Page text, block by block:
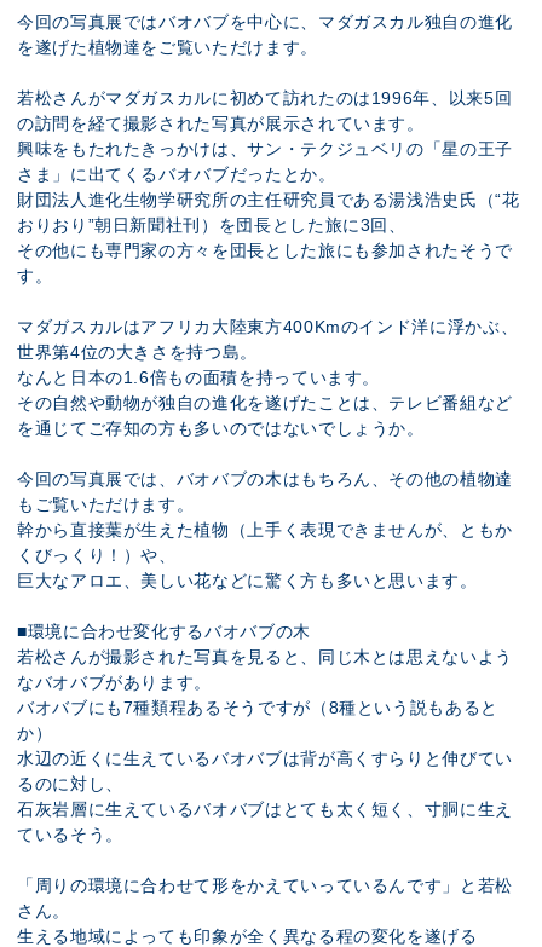
今回の写真展ではバオバブを中心に、マダガスカル独自の進化
を遂げた植物達をご覧いただけます。
若松さんがマダガスカルに初めて訪れたのは1996年、以来5回
の訪問を経て撮影された写真が展示されています。
興味をもたれたきっかけは、サン・テクジュベリの「星の王子
さま」に出てくるバオバブだったとか。
財団法人進化生物学研究所の主任研究員である湯浅浩史氏（“花
おりおり”朝日新聞社刊）を団長とした旅に3回、
その他にも専門家の方々を団長とした旅にも参加されたそうで
す。
マダガスカルはアフリカ大陸東方400Kmのインド洋に浮かぶ、
世界第4位の大きさを持つ島。
なんと日本の1.6倍もの面積を持っています。
その自然や動物が独自の進化を遂げたことは、テレビ番組など
を通じてご存知の方も多いのではないでしょうか。
今回の写真展では、バオバブの木はもちろん、その他の植物達
もご覧いただけます。
幹から直接葉が生えた植物（上手く表現できませんが、ともか
くびっくり！）や、
巨大なアロエ、美しい花などに驚く方も多いと思います。
■環境に合わせ変化するバオバブの木
若松さんが撮影された写真を見ると、同じ木とは思えないよう
なバオバブがあります。
バオバブにも7種類程あるそうですが（8種という説もあると
か）
水辺の近くに生えているバオバブは背が高くすらりと伸びてい
るのに対し、
石灰岩層に生えているバオバブはとても太く短く、寸胴に生え
ているそう。
「周りの環境に合わせて形をかえていっているんです」と若松
さん。
生える地域によっても印象が全く異なる程の変化を遂げる